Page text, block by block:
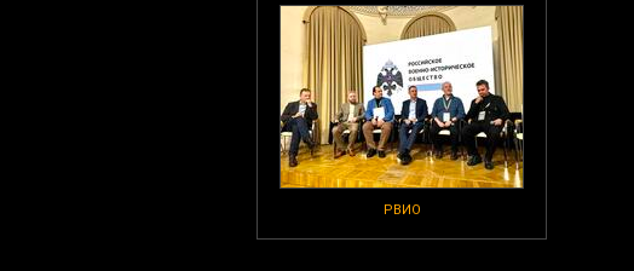
РВИО